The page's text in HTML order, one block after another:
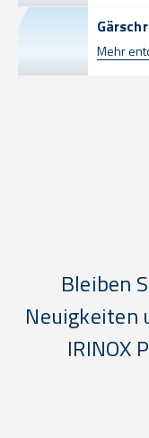
Mehr
Bleiben
Neuigkeiten
IRINOX